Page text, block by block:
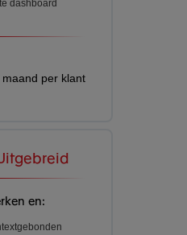
dashboard
maand per klant
en: